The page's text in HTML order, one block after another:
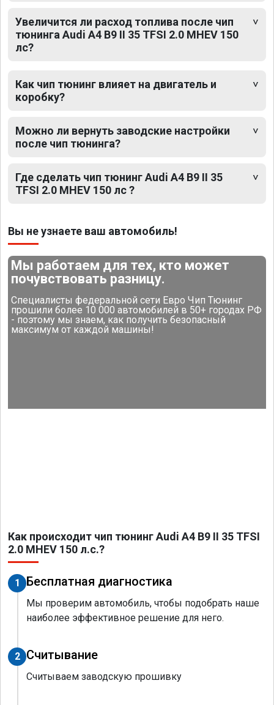
Увеличится ли расход топлива после чип
тюнинга Audi A4 B9 II 35 TFSI 2.0 MHEV 150
лс?
Как чип тюнинг влияет на двигатель и
коробку?
Можно ли вернуть заводские настройки
после чип тюнинга?
Где сделать чип тюнинг Audi A4 B9 II 35
TFSI 2.0 MHEV 150 лс ?
Вы не узнаете ваш автомобиль!
Мы работаем для тех, кто может
почувствовать разницу.
Специалисты федеральной сети Евро Чип Тюнинг
прошили более 10 000 автомобилей в 50+ городах РФ
- поэтому мы знаем, как получить безопасный
максимум от каждой машины!
Как происходит чип тюнинг Audi A4 B9 II 35 TFSI
2.0 MHEV 150 л.с.?
1 Бесплатная диагностика
Мы проверим автомобиль, чтобы подобрать наше
наиболее эффективное решение для него.
2 Считывание
Считываем заводскую прошивку